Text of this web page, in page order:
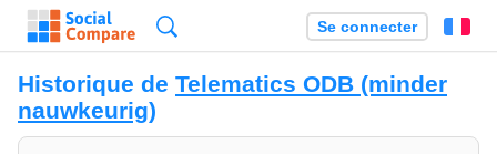
Se connecter
Historique de Telematics ODB (minder
nauwkeurig)